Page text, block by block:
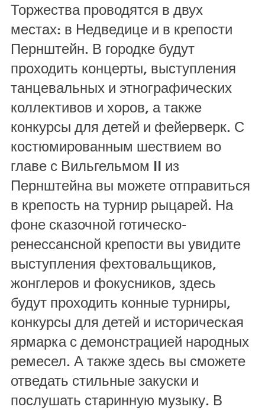
Торжества проводятся в двух
местах: в Недведице и в крепости
Пернштейн. В городке будут
проходить концерты, выступления
танцевальных и этнографических
коллективов и хоров, а также
конкурсы для детей и фейерверк. С
костюмированным шествием во
главе с Вильгельмом II из
Пернштейна вы можете отправиться
в крепость на турнир рыцарей. На
фоне сказочной готическо-
ренессансной крепости вы увидите
выступления фехтовальщиков,
жонглеров и фокусников, здесь
будут проходить конные турниры,
конкурсы для детей и историческая
ярмарка с демонстрацией народных
ремесел. А также здесь вы сможете
отведать стильные закуски и
послушать старинную музыку. В